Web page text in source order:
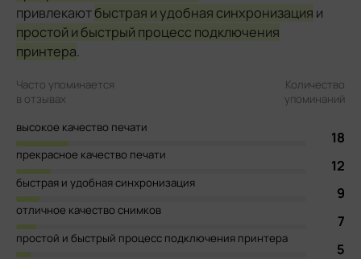
привлекаютбыстрая и удобная синхронизация и
простой и быстрый процесс подключения
принтера.
Часто упоминается
в отзывах
Количество
упоминаний
высокое качество печати
18
прекрасное качество печати
12
быстрая и удобная синхронизация
9
отличное качество снимков
7
простой и быстрый процесс подключения принтера
5